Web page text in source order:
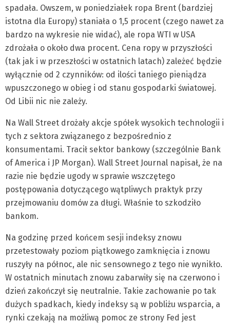
spadała. Owszem, w poniedziałek ropa Brent (bardziej
istotna dla Europy) staniała o 1,5 procent (czego nawet za
bardzo na wykresie nie widać), ale ropa WTI w USA
zdrożała o około dwa procent. Cena ropy w przyszłości
(tak jak i w przeszłości w ostatnich latach) zależeć będzie
wyłącznie od 2 czynników: od ilości taniego pieniądza
wpuszczonego w obieg i od stanu gospodarki światowej.
Od Libii nic nie zależy.
Na Wall Street drożały akcje spółek wysokich technologii i
tych z sektora związanego z bezpośrednio z
konsumentami. Tracił sektor bankowy (szczególnie Bank
of America i JP Morgan). Wall Street Journal napisał, że na
razie nie będzie ugody w sprawie wszczętego
postępowania dotyczącego wątpliwych praktyk przy
przejmowaniu domów za długi. Właśnie to szkodziło
bankom.
Na godzinę przed końcem sesji indeksy znowu
przetestowały poziom piątkowego zamknięcia i znowu
ruszyły na północ, ale nic sensownego z tego nie wynikło.
W ostatnich minutach znowu zabarwiły się na czerwono i
dzień zakończył się neutralnie. Takie zachowanie po tak
dużych spadkach, kiedy indeksy są w pobliżu wsparcia, a
rynki czekają na możliwą pomoc ze strony Fed jest